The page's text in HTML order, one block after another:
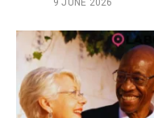
9 JUNE 2026